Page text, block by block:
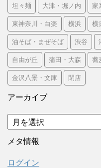
坦々麺 大津・堀ノ内 家
東神奈川・白楽 横浜 横
油そば・まぜそば 渋谷
自由が丘 蒲田・大森 蕎
金沢八景・文庫 閉店
アーカイブ
ア
ー
カ
ブ
メタ情報
ログイン